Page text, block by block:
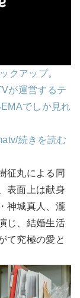
クアップ。
が運営するテ
でしか見れ
続きを読む
征丸による同
表面上は献身
神城真人、瀧
じ、結婚生活
て究極の愛と